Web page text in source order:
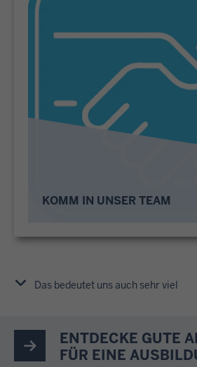
KOMM IN UNSER TEAM
Das bedeutet uns auch sehr viel
ENTDECKE GUTE
FÜR EINE